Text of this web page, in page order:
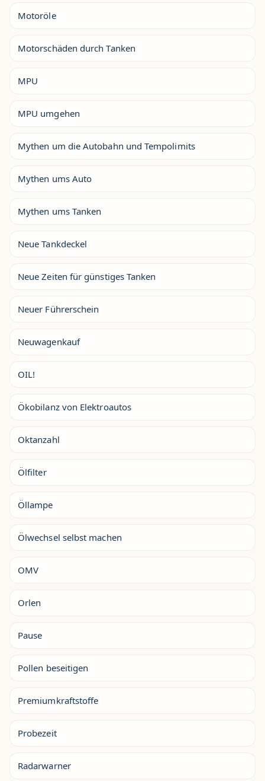
Motoröle
Motorschäden durch Tanken
MPU
MPU umgehen
Mythen um die Autobahn und Tempolimits
Mythen ums Auto
Mythen ums Tanken
Neue Tankdeckel
Neue Zeiten für günstiges Tanken
Neuer Führerschein
Neuwagenkauf
OIL!
Ökobilanz von Elektroautos
Oktanzahl
Ölfilter
Öllampe
Ölwechsel selbst machen
OMV
Orlen
Pause
Pollen beseitigen
Premiumkraftstoffe
Probezeit
Radarwarner